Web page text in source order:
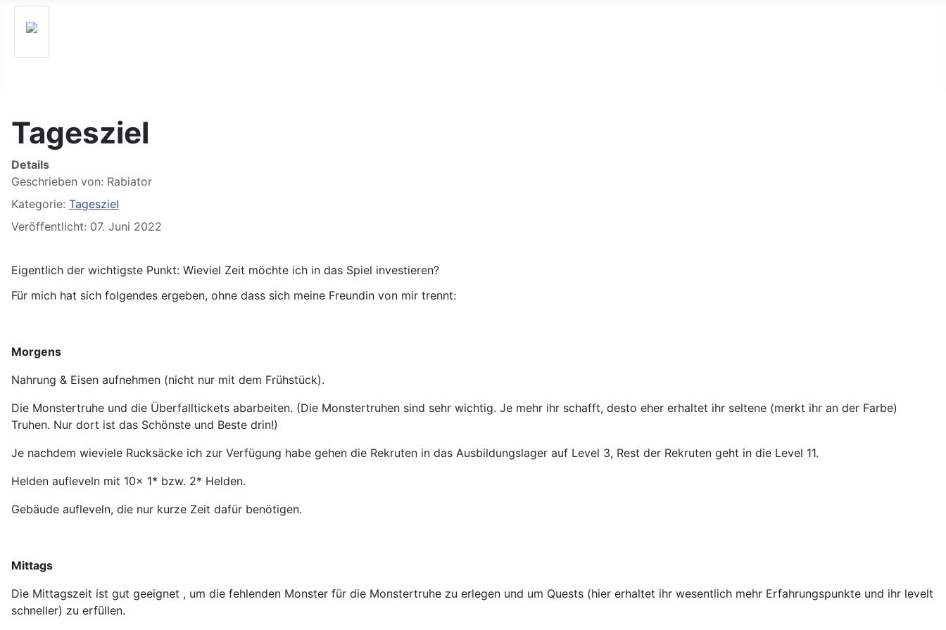
Tagesziel
Details
Geschrieben von: Rabiator
Kategorie: Tagesziel
Veröffentlicht: 07. Juni 2022
Eigentlich der wichtigste Punkt: Wieviel Zeit möchte ich in das Spiel investieren?
Für mich hat sich folgendes ergeben, ohne dass sich meine Freundin von mir trennt:
Morgens
Nahrung & Eisen aufnehmen (nicht nur mit dem Frühstück).
Die Monstertruhe und die Überfalltickets abarbeiten. (Die Monstertruhen sind sehr wichtig. Je mehr ihr schafft, desto eher erhaltet ihr seltene (merkt ihr an der Farbe)
Truhen. Nur dort ist das Schönste und Beste drin!)
Je nachdem wieviele Rucksäcke ich zur Verfügung habe gehen die Rekruten in das Ausbildungslager auf Level 3, Rest der Rekruten geht in die Level 11.
Helden aufleveln mit 10x 1* bzw. 2* Helden.
Gebäude aufleveln, die nur kurze Zeit dafür benötigen.
Mittags
Die Mittagszeit ist gut geeignet , um die fehlenden Monster für die Monstertruhe zu erlegen und um Quests (hier erhaltet ihr wesentlich mehr Erfahrungspunkte und ihr levelt
schneller) zu erfüllen.